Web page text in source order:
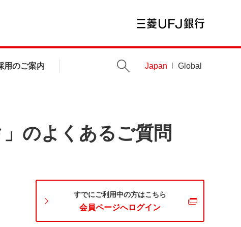
用のご案内 Japan Global
のよくあるご質問
すでにご利用中の方はこちら
会員ページへログイン